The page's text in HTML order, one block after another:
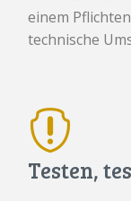
einem
technische
Testen,